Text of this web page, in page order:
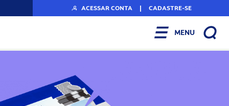
ACESSAR CONTA | CADASTRE-SE
MENU